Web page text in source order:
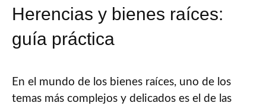
Herencias y bienes raíces:
guía práctica
En el mundo de los bienes raíces, uno de los
temas más complejos y delicados es el de las